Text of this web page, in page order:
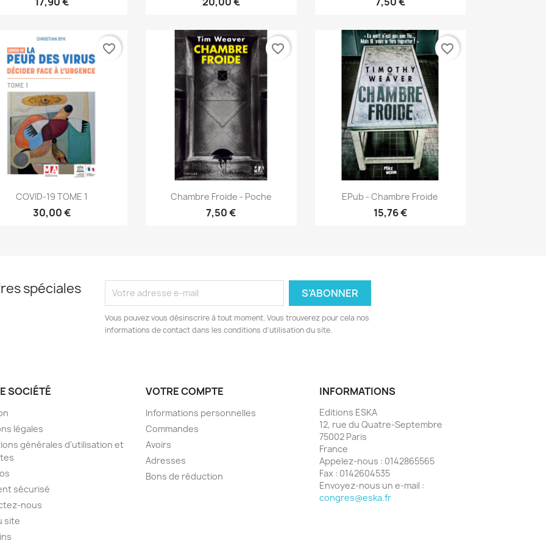
Aperçu rapide
COVID-19 TOME 1
30,00 €
favorite_border
Aperçu rapide
Chambre Froide - Poche
7,50 €
favorite_border
Aperçu rapide
EPub - Chambre Froide
15,76 €
favorite_border
spéciales
Vous pouvez vous désinscrire à tout moment. Vous trouverez pour cela nos
informations de contact dans les conditions d'utilisation du site.
SOCIÉTÉ
légales
générales d'utilisation et
sécurisé
nous
site
VOTRE COMPTE
Informations personnelles
Commandes
Avoirs
Adresses
Bons de réduction
INFORMATIONS
Editions ESKA
12, rue du Quatre-Septembre
75002 Paris
France
Appelez-nous : 0142865565
Fax : 0142604535
Envoyez-nous un e-mail :
congres@eska.fr